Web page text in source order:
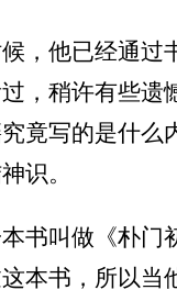
，他已经通过
，稍许有些遗
竟写的是什么
识。
书叫做《朴门
本书，所以当